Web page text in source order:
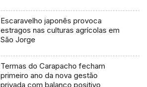
Escaravelho japonês provoca
estragos nas culturas agrícolas em
São Jorge
Termas do Carapacho fecham
primeiro ano da nova gestão
privada com balanço positivo